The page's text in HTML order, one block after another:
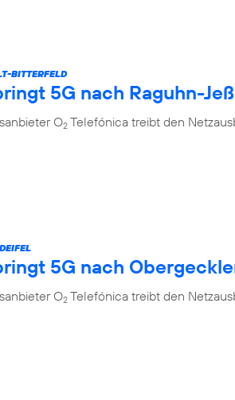
BITTERFELD
5G nach Raguhn-
O2 Telefónica treibt den
5G nach
O2 Telefónica treibt den